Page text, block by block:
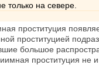
только на севере.
проституция
проституцией
большое
проституция не